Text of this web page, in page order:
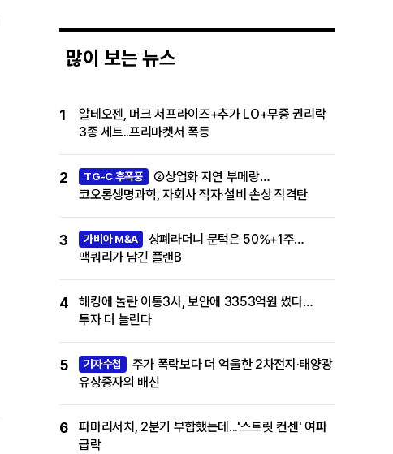
많이 보는 뉴스
1
알테오젠, 머크 서프라이즈+추가 LO+무증 권리락
3종 세트..프리마켓서 폭등
2 TG-C 후폭풍
②상업화 지연 부메랑…
코오롱생명과학, 자회사 적자·설비 손상 직격탄
3 가비아 M&A
상폐라더니 문턱은 50%+1주…
맥쿼리가 남긴 플랜B
4
해킹에 놀란 이통3사, 보안에 3353억원 썼다…
투자 더 늘린다
5 기자수첩
주가 폭락보다 더 억울한 2차전지·태양광
유상증자의 배신
6
파마리서치, 2분기 부합했는데...'스트릿 컨센' 여파
급락